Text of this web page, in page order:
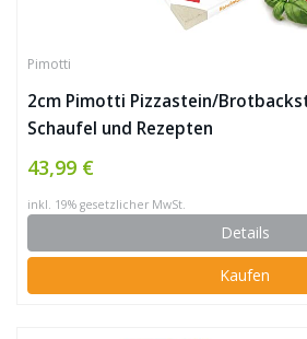
Pimotti
2cm Pimotti Pizzastein/
Schaufel und Rezepten
43,99 €
inkl. 19% gesetzlicher MwSt.
Details
Kaufen